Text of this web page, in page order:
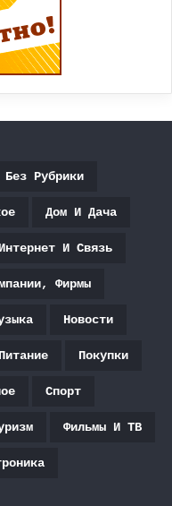
Без Рубрики
Дом И Дача
Интернет И Связь
Фирмы
Новости
Питание Покупки
Спорт
Фильмы И ТВ